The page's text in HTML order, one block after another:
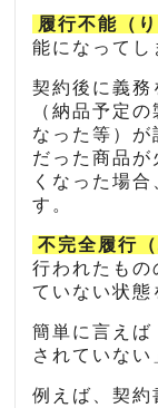
履行不能（
能になってし
契約後に義務
（納品予定
なった等）が
だった商品が
くなった場
す。
不完全履行
行われたもの
ていない状態
簡単に言えば
されていない
例えば、契約